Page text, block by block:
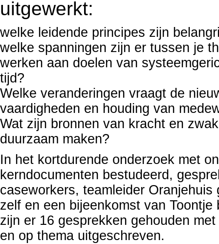
uitgewerkt:
welke leidende principes zijn
welke spanningen zijn er tussen je
werken aan doelen van
tijd?
Welke veranderingen vraagt de
vaardigheden en houding van
Wat zijn bronnen van kracht en
duurzaam maken?
In het kortdurende onderzoek met
kerndocumenten bestudeerd,
caseworkers, teamleider
zelf en een bijeenkomst van
zijn er 16 gesprekken gehouden
en op thema uitgeschreven.